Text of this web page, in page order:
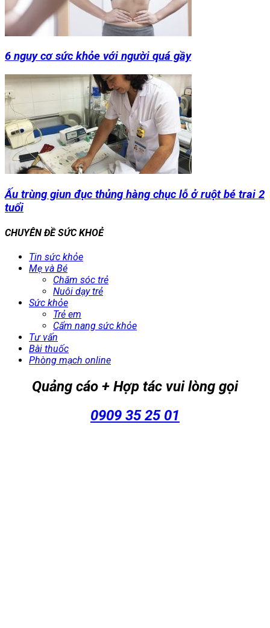
6 nguy cơ sức khỏe với người quá gầy
Ấu trùng giun đục thủng hàng chục lỗ ở ruột bé trai 2
tuổi
CHUYÊN ĐỀ SỨC KHOẺ
Tin sức khỏe
Mẹ và Bé
Chăm sóc trẻ
Nuôi dạy trẻ
Sức khỏe
Trẻ em
Cẩm nang sức khỏe
Tư vấn
Bài thuốc
Phòng mạch online
Quảng cáo + Hợp tác vui lòng gọi
0909 35 25 01